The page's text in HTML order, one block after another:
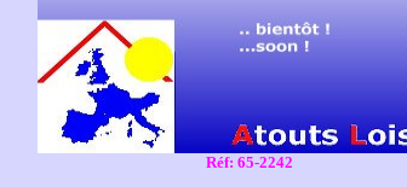
Réf: 65-2242